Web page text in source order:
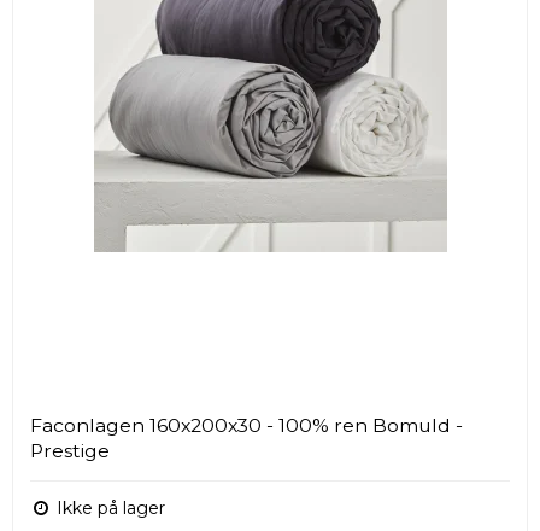
Faconlagen 160x200x30 - 100% ren Bomuld -
Prestige
Ikke på lager